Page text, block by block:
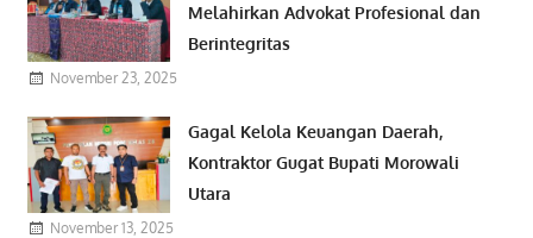
Melahirkan Advokat Profesional dan
Berintegritas
November 23, 2025
Gagal Kelola Keuangan Daerah,
Kontraktor Gugat Bupati Morowali
Utara
November 13, 2025